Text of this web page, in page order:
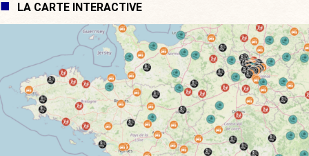
LA CARTE INTERACTIVE